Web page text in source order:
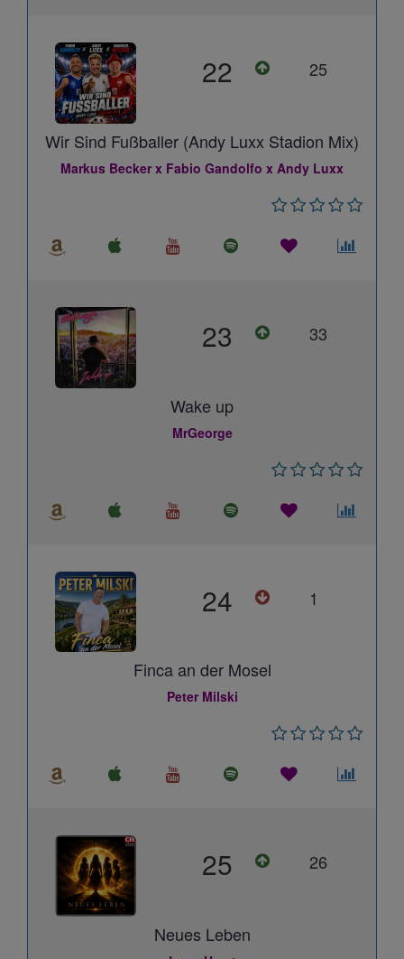
22 25
Wir Sind Fußballer (Andy Luxx Stadion Mix)
Markus Becker x Fabio Gandolfo x Andy Luxx
23 33
Wake up
MrGeorge
24 1
Finca an der Mosel
Peter Milski
25 26
Neues Leben